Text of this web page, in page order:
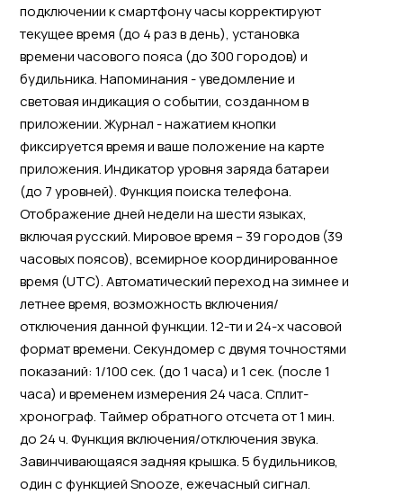
подключении к смартфону часы корректируют
текущее время (до 4 раз в день), установка
времени часового пояса (до 300 городов) и
будильника. Напоминания - уведомление и
световая индикация о событии, созданном в
приложении. Журнал - нажатием кнопки
фиксируется время и ваше положение на карте
приложения. Индикатор уровня заряда батареи
(до 7 уровней). Функция поиска телефона.
Отображение дней недели на шести языках,
включая русский. Мировое время – 39 городов (39
часовых поясов), всемирное координированное
время (UTC). Автоматический переход на зимнее и
летнее время, возможность включения/
отключения данной функции. 12-ти и 24-х часовой
формат времени. Секундомер с двумя точностями
показаний: 1/100 сек. (до 1 часа) и 1 сек. (после 1
часа) и временем измерения 24 часа. Сплит-
хронограф. Таймер обратного отсчета от 1 мин.
до 24 ч. Функция включения/отключения звука.
Завинчивающаяся задняя крышка. 5 будильников,
один с функцией Snooze, ежечасный сигнал.